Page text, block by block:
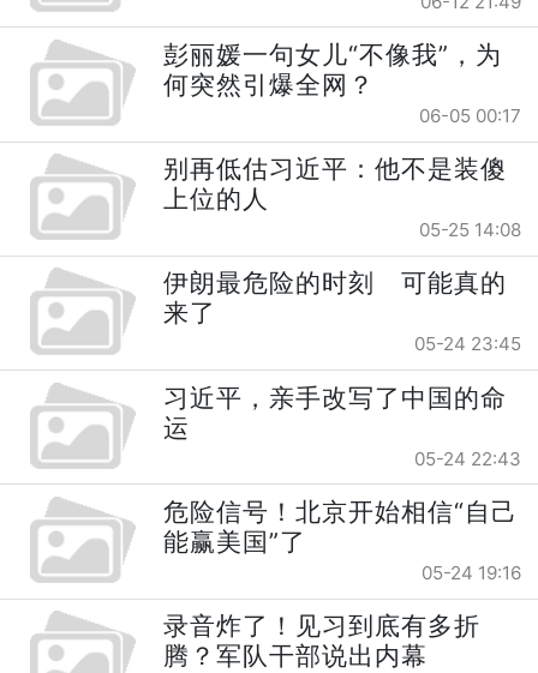
彭丽媛一句女儿“不像我”，为
何突然引爆全网？
06-05 00:17
别再低估习近平：他不是装傻
上位的人
05-25 14:08
伊朗最危险的时刻 可能真的
来了
05-24 23:45
习近平，亲手改写了中国的命
运
05-24 22:43
危险信号！北京开始相信“自己
能赢美国”了
05-24 19:16
录音炸了！见习到底有多折
腾？军队干部说出内幕